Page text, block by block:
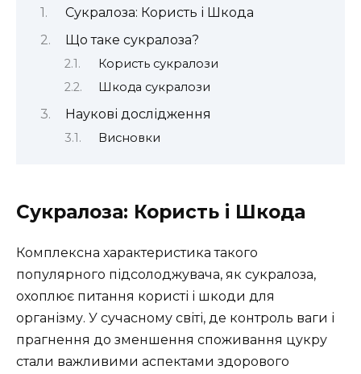
Сукралоза: Користь і Шкода
Що таке сукралоза?
Користь сукралози
Шкода сукралози
Наукові дослідження
Висновки
Сукралоза: Користь і Шкода
Комплексна характеристика такого
популярного підсолоджувача, як сукралоза,
охоплює питання користі і шкоди для
організму. У сучасному світі, де контроль ваги і
прагнення до зменшення споживання цукру
стали важливими аспектами здорового